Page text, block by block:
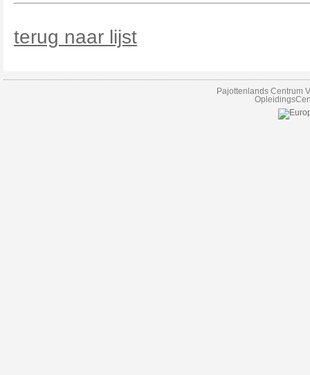
terug naar lijst
Pajottenlands Centrum